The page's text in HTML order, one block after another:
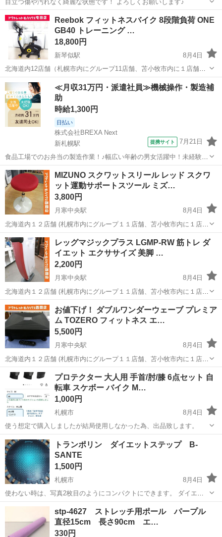
目立つ傷や汚れなく綺麗な状態です！ よろしくお願いします♪
北海道 札幌市 フィットネス、トレーニング
シットアップ
Reebok フィットネスバイク 8段階負荷 ONE
GB40 トレーニング …
18,800円
新琴似駅
8月4日
北海道内12店舗（札幌市内にグループ11店舗、苫小牧市内に１店舗）
総合リサイクルショップ アウトレットモノハウス屯田店です。 スマホ
QRコード決済「PayPay」とクレジットカードをご利用いただけま
す。 ----...
北海道 札幌市 新琴似駅 フィットネス、トレーニング
≪月収31万円・派遣社員≫機械操作・製造補
助
時給1,300円
日払い
株式会社BREXA Next
新札幌駅
提携サイト 7月21日
食品工場でのお弁当の製造作業！♪幅広い年齢の男女活躍中！未経験活
躍中♪日払い制度あり◎働きやすい空調完備♪車・バイク・自転車通勤
可！安心の社会保険完備！駅から無料送迎あり◎《北海道札幌市厚別
区》 人気の工場のお仕事 【お弁...
北海道 札幌市 その他
MIZUNO スクワットスリール レッド スクワ
ット運動サポートスツール ミズ…
3,800円
月寒中央駅
8月4日
北海道内１２店舗 (札幌市内にグループ１１店舗、苫小牧市内に１店
舗） 総合リサイクルショップ ★ユーズドグッズマーケット★ アウト
レットモノハウス西岡店です。 MIZUNO スクワットスリール レッド
スクワット...
北海道 札幌市 月寒中央駅 フィットネス、トレーニング
レッグマジックプラス LGMP-RW 筋トレ ダ
イエット エクササイズ 美脚 …
2,200円
月寒中央駅
8月4日
北海道内１２店舗 (札幌市内にグループ１１店舗、苫小牧市内に１店
舗） 総合リサイクルショップ ★ユーズドグッズマーケット★ アウト
レットモノハウス西岡店です。 レッグマジックプラス LGMP-RW 筋ト
レ ダイエ...
北海道 札幌市 月寒中央駅 フィットネス、トレーニング
レッグマジックプラス
お値下げ！ ダブルワンダーウェーブ プレミア
ム TOZERO フィットネス エ…
5,500円
月寒中央駅
8月4日
北海道内１２店舗 (札幌市内にグループ１１店舗、苫小牧市内に１店
舗） 総合リサイクルショップ ★ユーズドグッズマーケット★ アウト
レットモノハウス西岡店です。 お値下げ！ ダブルワンダーウェーブ
プレミアム フィ...
北海道 札幌市 月寒中央駅 フィットネス、トレーニング
ワンダーウェーブ
プロテクター 大人用 手首/肘/膝 6点セット 自
転車 スケボー バイク M…
1,000円
札幌市
8月4日
使う想定で購入しましたが結局使用しなかった為、出品致します。
北海道 札幌市 フィットネス、トレーニング 大人用
トランポリン ダイエットステップ B-
SANTE
1,500円
札幌市
8月4日
使わない時は、写真2枚目のようにコンパクトにできます。 ダイエッ
ト用にも、子供の遊び用にも使用できます。
北海道 札幌市 フィットネス、トレーニング
stp-4627 ストレッチ用ポール パープル
直径15cm 長さ90cm エ…
330円